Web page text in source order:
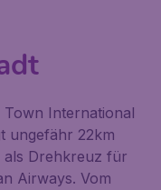
Town International
ungefähr 22km
als Drehkreuz für
Airways. Vom